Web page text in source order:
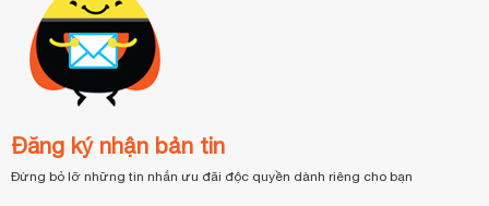
Đăng ký nhận bản tin
Đừng bỏ lỡ những tin nhắn ưu đãi độc quyền dành riêng cho bạn